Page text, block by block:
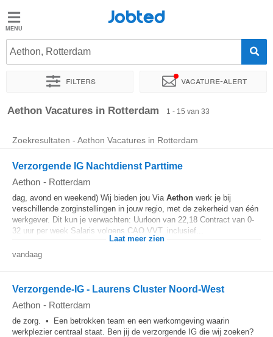
Jobted
Vacatures
Salarissen
Jobted
Aethon, Rotterdam
Filters Vacature-alert
Sorteer op Exacte locatie Bedrijf Soort dienstverband
Aethon Vacatures in Rotterdam 1 - 15 van 33
Zoekresultaten - Aethon Vacatures in Rotterdam
Verzorgende IG Nachtdienst Parttime
Aethon - Rotterdam
dag, avond en weekend) Wij bieden jou Via Aethon werk je bij
verschillende zorginstellingen in jouw regio, met de zekerheid van één
werkgever. Dit kun je verwachten: Uurloon van 22,18 Contract van 0-
32 uur per week Salaris volgens CAO VVT, inclusief...
Laat meer zien
vandaag
Verzorgende-IG - Laurens Cluster Noord-West
Aethon - Rotterdam
de zorg. • Een betrokken team en een werkomgeving waarin
werkplezier centraal staat. Ben jij de verzorgende IG die wij zoeken?